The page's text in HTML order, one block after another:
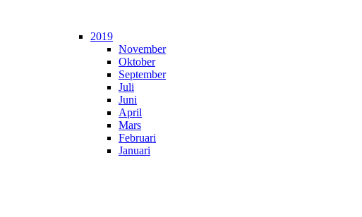
2019
November
Oktober
September
Juli
Juni
April
Mars
Februari
Januari